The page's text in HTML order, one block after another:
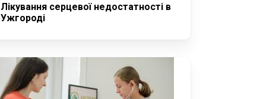
Лікування серцевої недостатності в
Ужгороді